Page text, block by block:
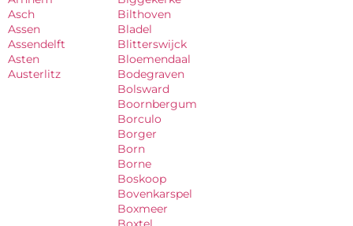
Asch
Assen
Assendelft
Asten
Austerlitz
Bilthoven
Bladel
Blitterswijck
Bloemendaal
Bodegraven
Bolsward
Boornbergum
Borculo
Borger
Born
Borne
Boskoop
Bovenkarspel
Boxmeer